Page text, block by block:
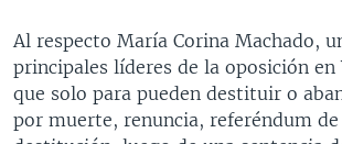
Al respecto María Corina Machado,
principales líderes de la oposición en
que solo para pueden destituir o
por muerte, renuncia, referéndum de